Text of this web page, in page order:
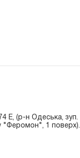
Е, (р-н Одеська, зуп.
"Феромон", 1 поверх).